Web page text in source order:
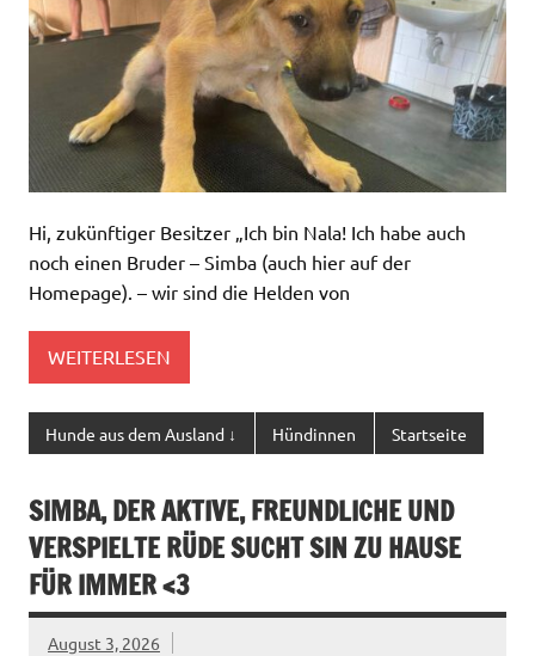
Hi, zukünftiger Besitzer „Ich bin Nala! Ich habe auch
noch einen Bruder – Simba (auch hier auf der
Homepage). – wir sind die Helden von
WEITERLESEN
Hunde aus dem Ausland ↓ Hündinnen Startseite
SIMBA, DER AKTIVE, FREUNDLICHE UND
VERSPIELTE RÜDE SUCHT SIN ZU HAUSE
FÜR IMMER <3
August 3, 2026